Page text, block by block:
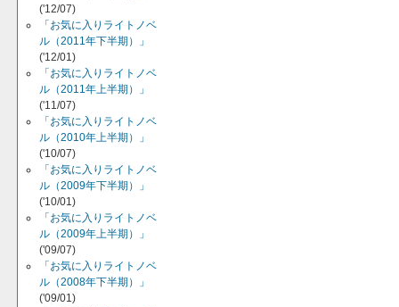
('12/07)
「お気に入りライトノベ
ル（2011年下半期）」
('12/01)
「お気に入りライトノベ
ル（2011年上半期）」
('11/07)
「お気に入りライトノベ
ル（2010年上半期）」
('10/07)
「お気に入りライトノベ
ル（2009年下半期）」
('10/01)
「お気に入りライトノベ
ル（2009年上半期）」
('09/07)
「お気に入りライトノベ
ル（2008年下半期）」
('09/01)